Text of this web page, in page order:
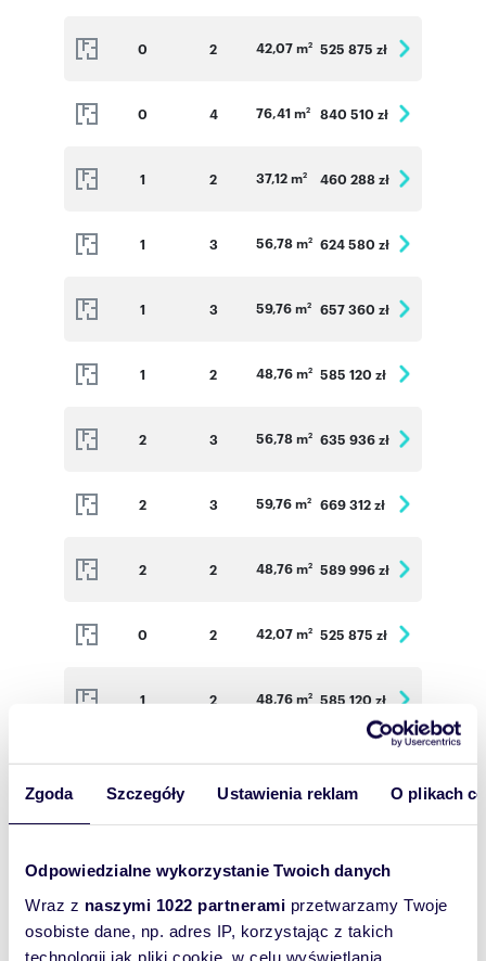
Zgoda Szczegóły Ustawienia reklam O plikach
Odpowiedzialne wykorzystanie Twoich danych
Wraz z naszymi 1022 partnerami przetwarzamy Twoje
osobiste dane, np. adres IP, korzystając z takich
technologii jak pliki cookie, w celu wyświetlania
0 2 42,07 m2 525 875 zł
0 4 76,41 m2 840 510 zł
1 2 37,12 m2 460 288 zł
1 3 56,78 m2 624 580 zł
1 3 59,76 m2 657 360 zł
1 2 48,76 m2 585 120 zł
2 3 56,78 m2 635 936 zł
2 3 59,76 m2 669 312 zł
2 2 48,76 m2 589 996 zł
0 2 42,07 m2 525 875 zł
1 2 48,76 m2 585 120 zł
1 3 59,76 m 672 300 zł
1 3 56,80 m2 639 000 zł
2